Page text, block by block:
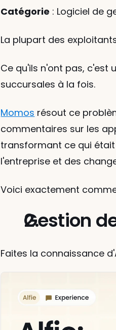
Catégorie : Logiciel de
La plupart des
Ce qu'ils n'ont pas, c'est
succursales à la fois.
Momos résout ce
commentaires sur les
transformant ce qui
l'entreprise et des
Voici exactement
Gestion
Faites la connaissance